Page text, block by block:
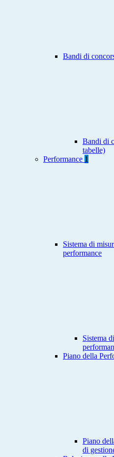
Bandi di
Bandi di
tabelle)
Performance 1
Sistema di
performance
Sistema
Piano della
Piano
di